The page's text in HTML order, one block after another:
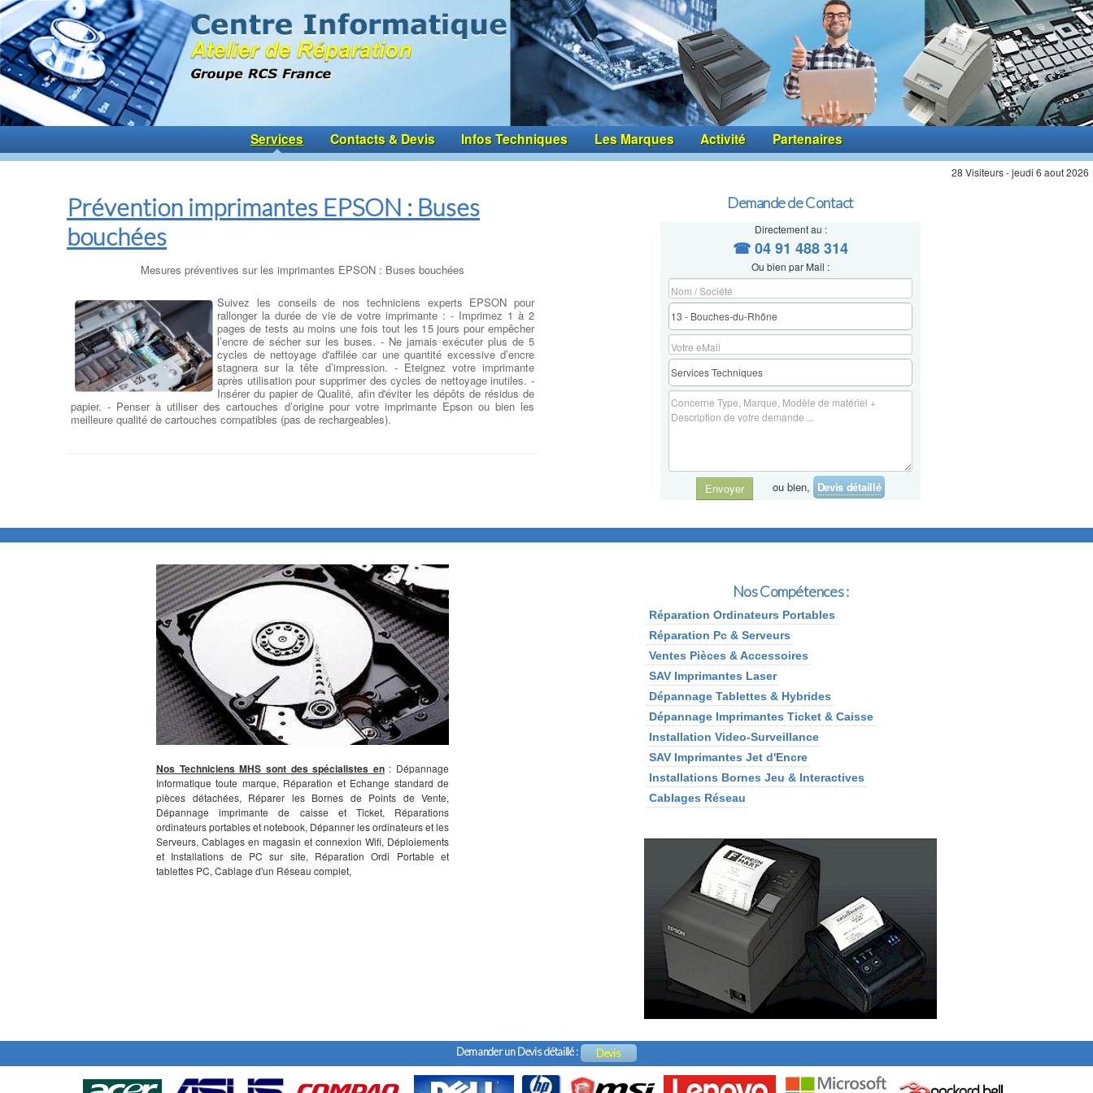
Services Contacts & Devis Infos Techniques Les Marques Activité Partenaires
28 Visiteurs - jeudi 6 aout 2026
Prévention imprimantes EPSON : Buses
bouchées
Mesures préventives sur les imprimantes EPSON : Buses bouchées
Suivez les conseils de nos techniciens experts EPSON pour
rallonger la durée de vie de votre imprimante : - Imprimez 1 à 2
pages de tests au moins une fois tout les 15 jours pour empêcher
l’encre de sécher sur les buses. - Ne jamais exécuter plus de 5
cycles de nettoyage d'affilée car une quantité excessive d’encre
stagnera sur la tête d’impression. - Eteignez votre imprimante
après utilisation pour supprimer des cycles de nettoyage inutiles. -
Insérer du papier de Qualité, afin d'éviter les dépôts de résidus de
papier. - Penser à utiliser des cartouches d’origine pour votre imprimante Epson ou bien les
meilleure qualité de cartouches compatibles (pas de rechargeables).
Demande de Contact
Directement au :
☎ 04 91 488 314
Ou bien par Mail :
Envoyer ou bien, Devis détaillé
Nos Techniciens MHS sont des spécialistes en: Dépannage
Informatique toute marque, Réparation et Echange standard de
pièces détachées, Réparer les Bornes de Points de Vente,
Dépannage imprimante de caisse et Ticket, Réparations
ordinateurs portables et notebook, Dépanner les ordinateurs et les
Serveurs, Cablages en magasin et connexion Wifi, Déploiements
et Installations de PC sur site, Réparation Ordi Portable et
tablettes PC, Cablage d'un Réseau complet,
Nos Compétences :
Réparation Ordinateurs Portables
Réparation Pc & Serveurs
Ventes Pièces & Accessoires
SAV Imprimantes Laser
Dépannage Tablettes & Hybrides
Dépannage Imprimantes Ticket & Caisse
Installation Video-Surveillance
SAV Imprimantes Jet d'Encre
Installations Bornes Jeu & Interactives
Cablages Réseau
Demander un Devis détaillé : Devis